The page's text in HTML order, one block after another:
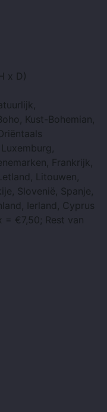
x D)
Kust-Bohemian,
Frankrijk,
Litouwen,
Slovenië, Spanje,
Ierland, Cyprus
= €7,50; Rest van